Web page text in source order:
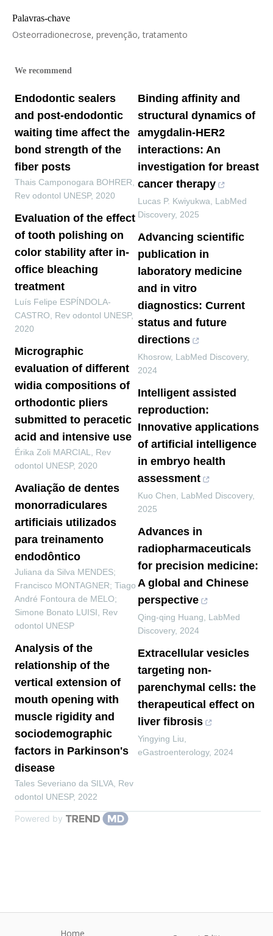
Palavras-chave
Osteorradionecrose, prevenção, tratamento
We recommend
Endodontic sealers
and post-endodontic
waiting time affect the
bond strength of the
fiber posts
Thais Camponogara BOHRER
Rev odontol UNESP, 2020
Evaluation of the effect
of tooth polishing on
color stability after in-
office bleaching
treatment
Luís Felipe ESPÍNDOLA-
CASTRO
Rev odontol UNESP,
2020
Micrographic
evaluation of different
widia compositions of
orthodontic pliers
submitted to peracetic
acid and intensive use
Érika Zoli MARCIAL
Rev
odontol UNESP, 2020
Avaliação de dentes
monorradiculares
artificiais utilizados
para treinamento
endodôntico
Juliana da Silva MENDES;
Francisco MONTAGNER; Tiago
André Fontoura de MELO;
Simone Bonato LUISI
Rev
odontol UNESP
Analysis of the
relationship of the
vertical extension of
mouth opening with
muscle rigidity and
sociodemographic
factors in Parkinson's
disease
Tales Severiano da SILVA Rev
odontol UNESP, 2022
Binding affinity and
structural dynamics of
amygdalin-HER2
interactions: An
investigation for breast
cancer therapy
Lucas P. Kwiyukwa
LabMed
Discovery, 2025
Advancing scientific
publication in
laboratory medicine
and in vitro
diagnostics: Current
status and future
directions
Khosrow, LabMed Discovery,
2024
Intelligent assisted
reproduction:
Innovative applications
of artificial intelligence
in embryo health
assessment
Kuo Chen LabMed Discovery,
2025
Advances in
radiopharmaceuticals
for precision medicine:
A global and Chinese
perspective
Qing-qing Huang
LabMed
Discovery, 2024
Extracellular vesicles
targeting non-
parenchymal cells: the
therapeutical effect on
liver fibrosis
Yingying Liu
eGastroenterology, 2024
Powered by
Home